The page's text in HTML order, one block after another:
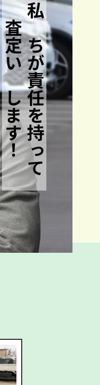
私たちが責任を持って
査定いたします！